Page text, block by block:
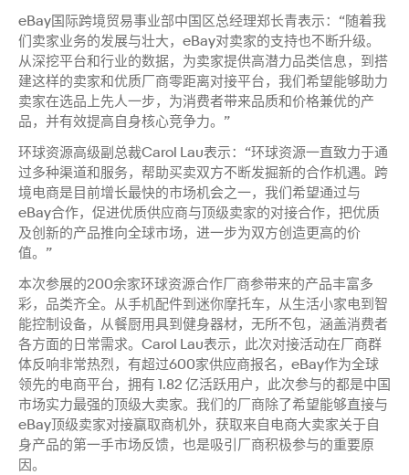
eBay国际跨境贸易事业部中国区总经理郑长青表示：“随着我
们卖家业务的发展与壮大，eBay对卖家的支持也不断升级。
从深挖平台和行业的数据，为卖家提供高潜力品类信息，到搭
建这样的卖家和优质厂商零距离对接平台，我们希望能够助力
卖家在选品上先人一步，为消费者带来品质和价格兼优的产
品，并有效提高自身核心竞争力。”
环球资源高级副总裁Carol Lau表示：“环球资源一直致力于通
过多种渠道和服务，帮助买卖双方不断发掘新的合作机遇。跨
境电商是目前增长最快的市场机会之一，我们希望通过与
eBay合作，促进优质供应商与顶级卖家的对接合作，把优质
及创新的产品推向全球市场，进一步为双方创造更高的价
值。”
本次参展的200余家环球资源合作厂商参带来的产品丰富多
彩，品类齐全。从手机配件到迷你摩托车，从生活小家电到智
能控制设备，从餐厨用具到健身器材，无所不包，涵盖消费者
各方面的日常需求。Carol Lau表示，此次对接活动在厂商群
体反响非常热烈，有超过600家供应商报名，eBay作为全球
领先的电商平台，拥有 1.82 亿活跃用户，此次参与的都是中国
市场实力最强的顶级大卖家。我们的厂商除了希望能够直接与
eBay顶级卖家对接赢取商机外，获取来自电商大卖家关于自
身产品的第一手市场反馈，也是吸引厂商积极参与的重要原
因。